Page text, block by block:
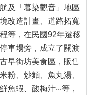
及「暮染觀音」地區
改造計畫、道路拓寬
等，在民國92年遷移
車場旁，成立了關渡
早街坊美食區，販售
粉、炒麵、魚丸湯、
魚蝦、酸梅汁‧‧‧等，